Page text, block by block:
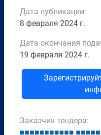
Дата публикации:
8 февраля 2024 г.
Дата окончания
19 февраля 2024 г.
Заказчик тендера:
■■■■■■■■■■■ ■■■■■